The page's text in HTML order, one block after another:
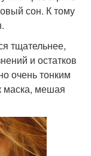
сон. К тому
тщательнее,
и остатков
очень тонким
маска, мешая